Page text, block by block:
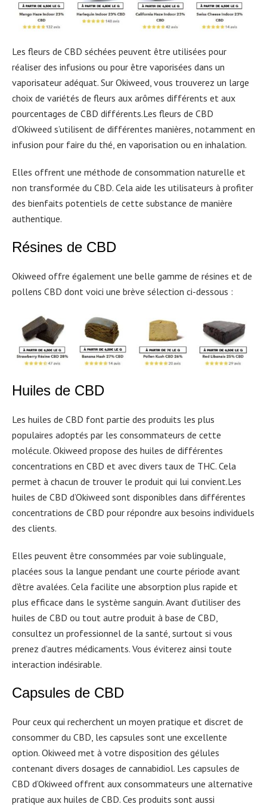
Les fleurs de CBD séchées peuvent être utilisées pour
réaliser des infusions ou pour être vaporisées dans un
vaporisateur adéquat. Sur Okiweed, vous trouverez un large
choix de variétés de fleurs aux arômes différents et aux
pourcentages de CBD différents.Les fleurs de CBD
d’Okiweed s’utilisent de différentes manières, notamment en
infusion pour faire du thé, en vaporisation ou en inhalation.
Elles offrent une méthode de consommation naturelle et
non transformée du CBD. Cela aide les utilisateurs à profiter
des bienfaits potentiels de cette substance de manière
authentique.
Résines de CBD
Okiweed offre également une belle gamme de résines et de
pollens CBD dont voici une brève sélection ci-dessous :
Huiles de CBD
Les huiles de CBD font partie des produits les plus
populaires adoptés par les consommateurs de cette
molécule. Okiweed propose des huiles de différentes
concentrations en CBD et avec divers taux de THC. Cela
permet à chacun de trouver le produit qui lui convient.Les
huiles de CBD d’Okiweed sont disponibles dans différentes
concentrations de CBD pour répondre aux besoins individuels
des clients.
Elles peuvent être consommées par voie sublinguale,
placées sous la langue pendant une courte période avant
d’être avalées. Cela facilite une absorption plus rapide et
plus efficace dans le système sanguin. Avant d’utiliser des
huiles de CBD ou tout autre produit à base de CBD,
consultez un professionnel de la santé, surtout si vous
prenez d’autres médicaments. Vous éviterez ainsi toute
interaction indésirable.
Capsules de CBD
Pour ceux qui recherchent un moyen pratique et discret de
consommer du CBD, les capsules sont une excellente
option. Okiweed met à votre disposition des gélules
contenant divers dosages de cannabidiol. Les capsules de
CBD d’Okiweed offrent aux consommateurs une alternative
pratique aux huiles de CBD. Ces produits sont aussi